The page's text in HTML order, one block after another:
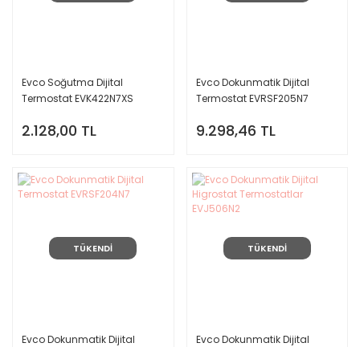
Evco Soğutma Dijital
Termostat EVK422N7XS
2.128,00 TL
Evco Dokunmatik Dijital
Termostat EVRSF205N7
9.298,46 TL
TÜKENDİ
Evco Dokunmatik Dijital
TÜKENDİ
Evco Dokunmatik Dijital